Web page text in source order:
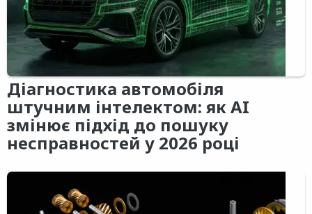
Діагностика автомобіля
штучним інтелектом: як AI
змінює підхід до пошуку
несправностей у 2026 році